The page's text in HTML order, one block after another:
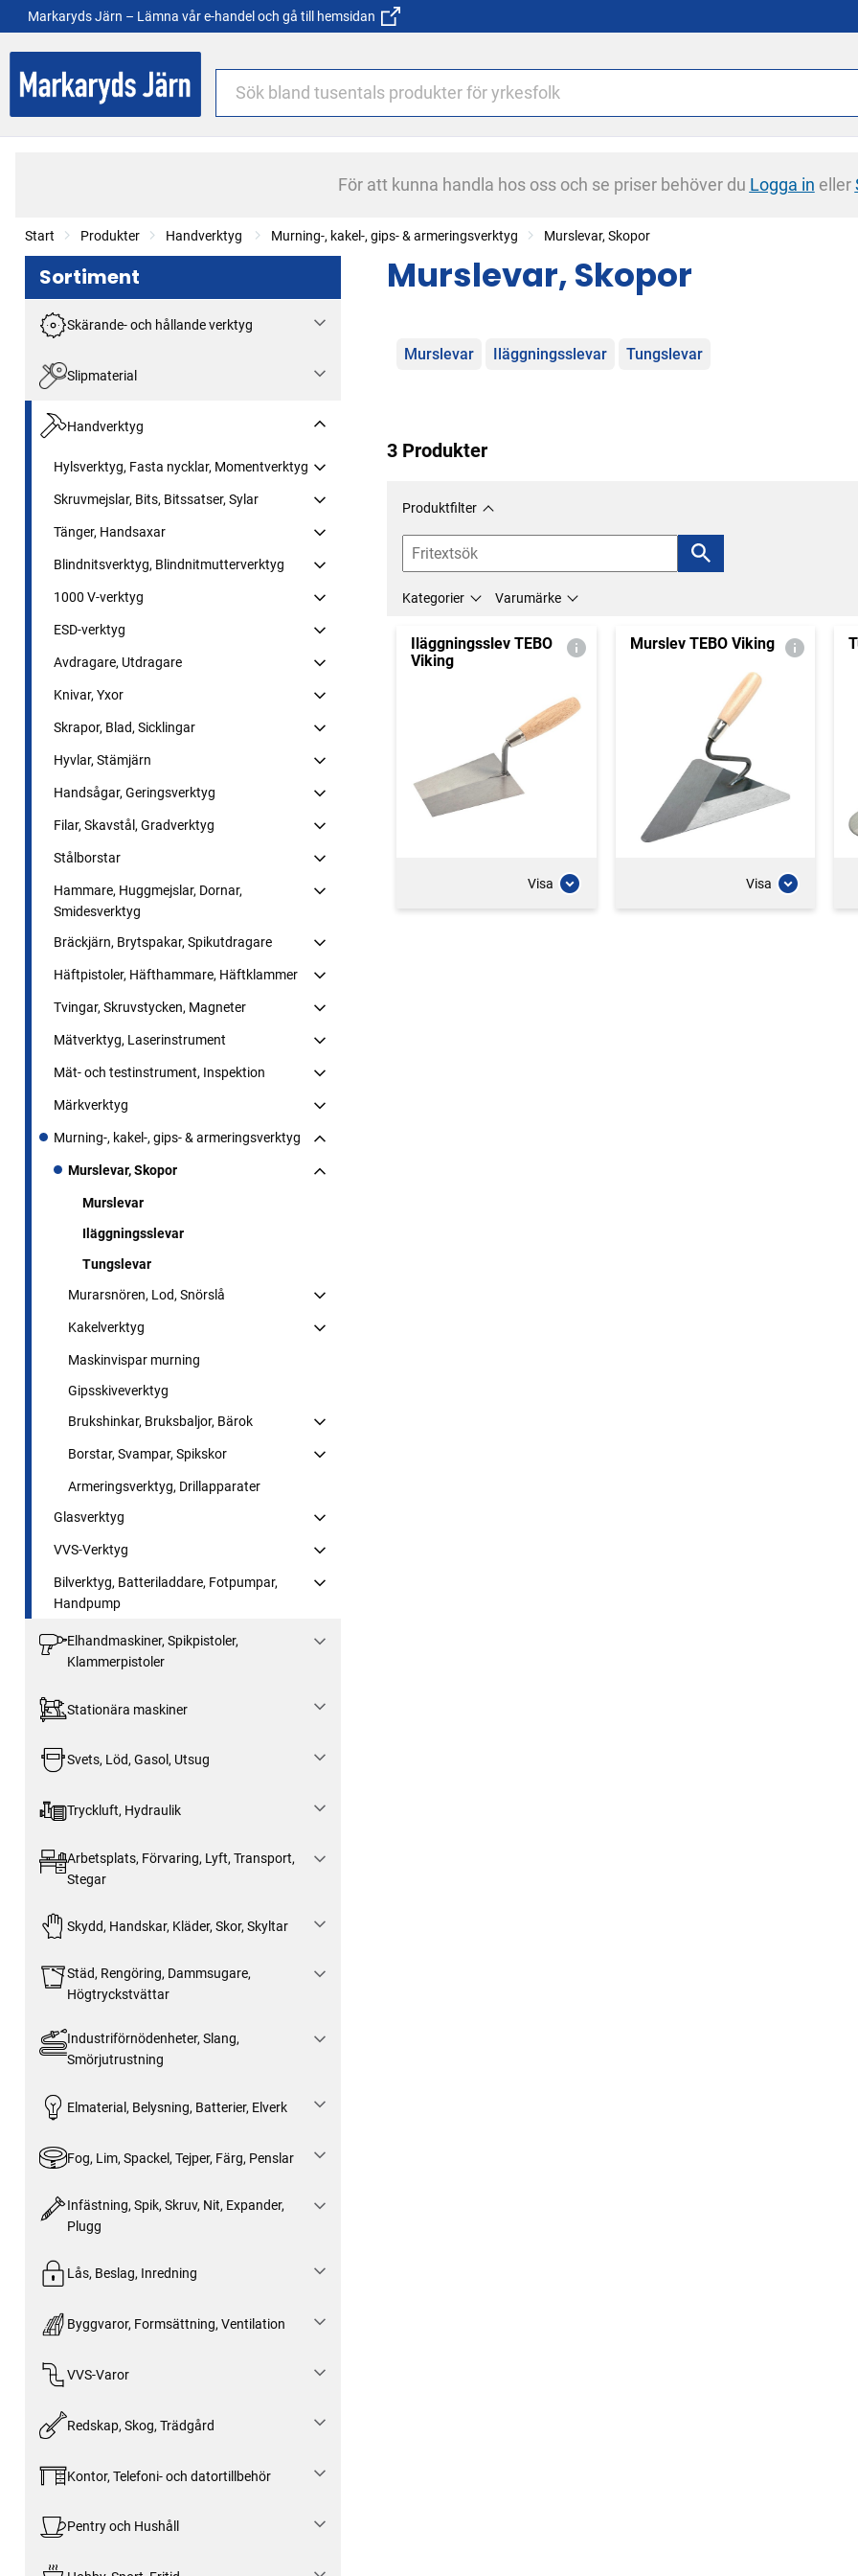
Markaryds Järn – Lämna vår e-handel och gå till hemsidan
För att kunna handla hos oss och se priser behöver du Logga in eller
Start Produkter Handverktyg Murning-, kakel-, gips- & armeringsverktyg Murslevar, Skopor
Sortiment
Skärande- och hållande verktyg
Slipmaterial
Handverktyg
Hylsverktyg, Fasta nycklar, Momentverktyg
Skruvmejslar, Bits, Bitssatser, Sylar
Tänger, Handsaxar
Blindnitsverktyg, Blindnitmutterverktyg
1000 V-verktyg
ESD-verktyg
Avdragare, Utdragare
Knivar, Yxor
Skrapor, Blad, Sicklingar
Hyvlar, Stämjärn
Handsågar, Geringsverktyg
Filar, Skavstål, Gradverktyg
Stålborstar
Hammare, Huggmejslar, Dornar,
Smidesverktyg
Bräckjärn, Brytspakar, Spikutdragare
Häftpistoler, Häfthammare, Häftklammer
Tvingar, Skruvstycken, Magneter
Mätverktyg, Laserinstrument
Mät- och testinstrument, Inspektion
Märkverktyg
Murning-, kakel-, gips- & armeringsverktyg
Murslevar, Skopor
Murslevar
Iläggningsslevar
Tungslevar
Murarsnören, Lod, Snörslå
Kakelverktyg
Maskinvispar murning
Gipsskiveverktyg
Brukshinkar, Bruksbaljor, Bärok
Borstar, Svampar, Spikskor
Armeringsverktyg, Drillapparater
Glasverktyg
VVS-Verktyg
Bilverktyg, Batteriladdare, Fotpumpar,
Handpump
Elhandmaskiner, Spikpistoler,
Klammerpistoler
Stationära maskiner
Svets, Löd, Gasol, Utsug
Tryckluft, Hydraulik
Arbetsplats, Förvaring, Lyft, Transport,
Stegar
Skydd, Handskar, Kläder, Skor, Skyltar
Städ, Rengöring, Dammsugare,
Högtryckstvättar
Industriförnödenheter, Slang,
Smörjutrustning
Elmaterial, Belysning, Batterier, Elverk
Fog, Lim, Spackel, Tejper, Färg, Penslar
Infästning, Spik, Skruv, Nit, Expander,
Plugg
Lås, Beslag, Inredning
Byggvaror, Formsättning, Ventilation
VVS-Varor
Redskap, Skog, Trädgård
Kontor, Telefoni- och datortillbehör
Pentry och Hushåll
Murslevar, Skopor
Kategorier
Murslevar Iläggningsslevar Tungslevar
3 Produkter
Produktfilter
Kategorier Varumärke
Iläggningsslev TEBO
Viking
Visa
Murslev TEBO Viking
Visa